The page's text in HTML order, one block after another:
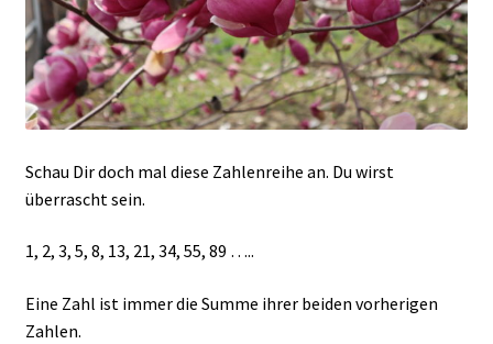
Schau Dir doch mal diese Zahlenreihe an. Du wirst
überrascht sein.
1, 2, 3, 5, 8, 13, 21, 34, 55, 89 …..
Eine Zahl ist immer die Summe ihrer beiden vorherigen
Zahlen.